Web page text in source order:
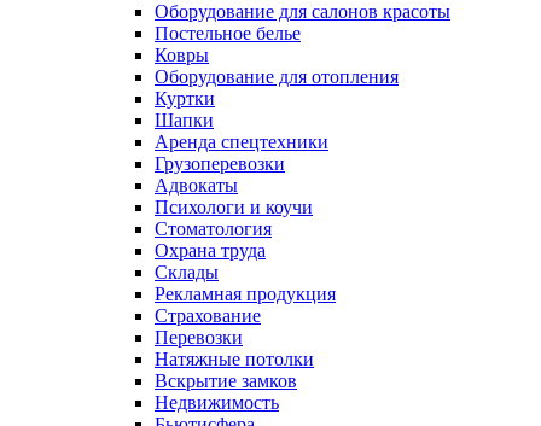
Оборудование для салонов красоты
Постельное белье
Ковры
Оборудование для отопления
Куртки
Шапки
Аренда спецтехники
Грузоперевозки
Адвокаты
Психологи и коучи
Стоматология
Охрана труда
Склады
Рекламная продукция
Страхование
Перевозки
Натяжные потолки
Вскрытие замков
Недвижимость